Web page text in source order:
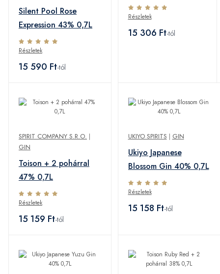
Silent Pool Rose
Expression 43% 0,7L
Részletek
15 590 Ft-tól
Részletek
15 306 Ft-tól
SPIRIT COMPANY S.R.O. |
GIN
Toison + 2 pohárral
47% 0,7L
Részletek
15 159 Ft-tól
UKIYO SPIRITS | GIN
Ukiyo Japanese
Blossom Gin 40% 0,7L
Részletek
15 158 Ft-tól